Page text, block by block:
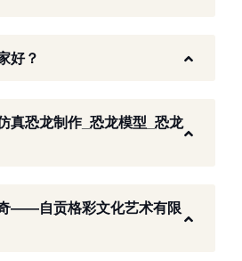
化艺术有限公司扎根本地产
为各地客户提供史前主题相
恐龙产业全链服务
模型生产的恐龙制作工厂，
好？
真恐龙制作_恐龙模型_恐龙
——自贡格彩文化艺术有限